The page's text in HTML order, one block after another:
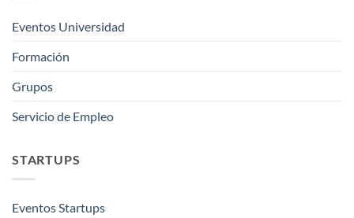
Eventos Universidad
Formación
Grupos
Servicio de Empleo
STARTUPS
Eventos Startups